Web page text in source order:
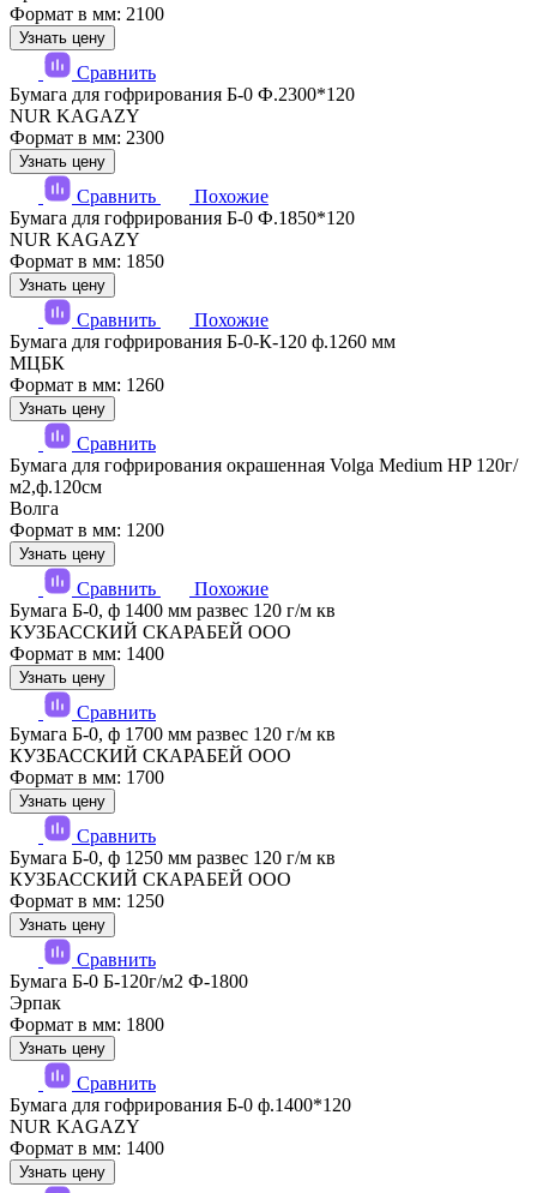
Формат в мм: 2100
Узнать цену
Сравнить
Бумага для гофрирования Б-0 Ф.2300*120
NUR KAGAZY
Формат в мм: 2300
Узнать цену
Сравнить
Похожие
Бумага для гофрирования Б-0 Ф.1850*120
NUR KAGAZY
Формат в мм: 1850
Узнать цену
Сравнить
Похожие
Бумага для гофрирования Б-0-К-120 ф.1260 мм
МЦБК
Формат в мм: 1260
Узнать цену
Сравнить
Бумага для гофрирования окрашенная Volga Medium HP 120г/
м2,ф.120см
Волга
Формат в мм: 1200
Узнать цену
Сравнить
Похожие
Бумага Б-0, ф 1400 мм развес 120 г/м кв
КУЗБАССКИЙ СКАРАБЕЙ ООО
Формат в мм: 1400
Узнать цену
Сравнить
Бумага Б-0, ф 1700 мм развес 120 г/м кв
КУЗБАССКИЙ СКАРАБЕЙ ООО
Формат в мм: 1700
Узнать цену
Сравнить
Бумага Б-0, ф 1250 мм развес 120 г/м кв
КУЗБАССКИЙ СКАРАБЕЙ ООО
Формат в мм: 1250
Узнать цену
Сравнить
Бумага Б-0 Б-120г/м2 Ф-1800
Эрпак
Формат в мм: 1800
Узнать цену
Сравнить
Бумага для гофрирования Б-0 ф.1400*120
NUR KAGAZY
Формат в мм: 1400
Узнать цену